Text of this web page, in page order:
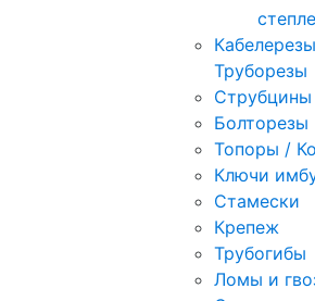
Труборезы
Струбцины
Болторезы
Топоры /
Ключи
Стамески
Крепеж
Трубогибы
Ломы и